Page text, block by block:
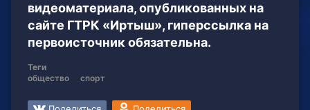
видеоматериала, опубликованных на
сайте ГТРК «Иртыш», гиперссылка на
первоисточник обязательна.
Теги
общество
спорт